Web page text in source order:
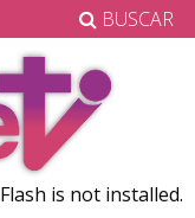
BUSCAR
Flash is not installed.